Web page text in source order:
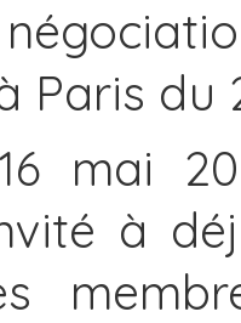
Paris du
mai
à